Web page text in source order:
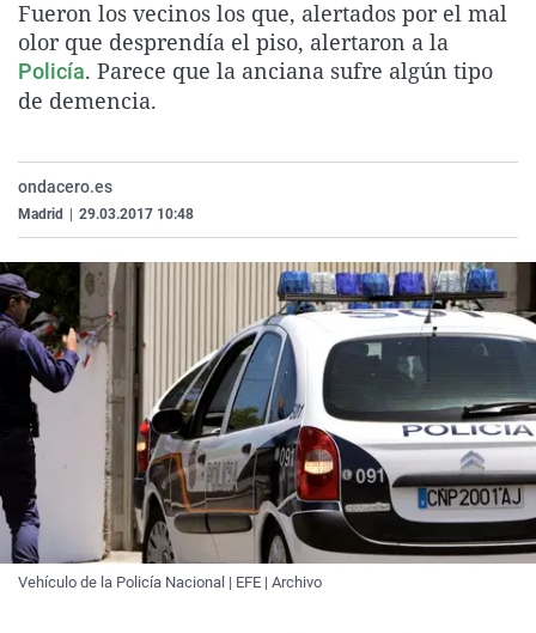
La rosa de los vientos
Gente viajera
Caso
Retornados
Extremadura
Galicia
Virales
Televisión
Fueron los vecinos los que, alertados por el mal
olor que desprendía el piso, alertaron a la
Policía. Parece que la anciana sufre algún tipo
de demencia.
ondacero.es
Madrid 29.03.2017 10:48
Vehículo de la Policía Nacional | EFE | Archivo